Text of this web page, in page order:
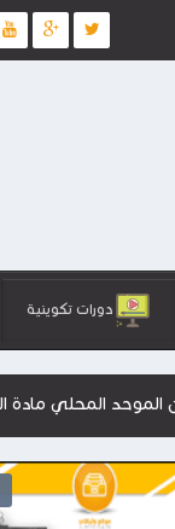
دورات تكوينية
مادة الرياضيات